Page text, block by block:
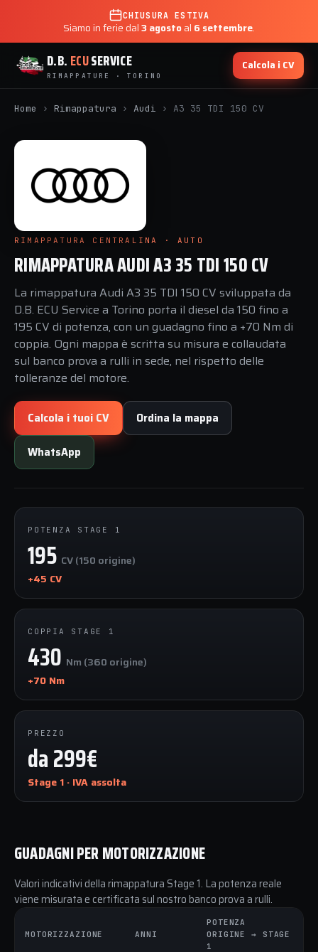
CHIUSURA ESTIVA
Siamo in ferie dal3 agostoal 6 settembre.
D.B. ECUSERVICE
RIMAPPATURE · TORINO
Calcola i CV
Home › Rimappatura › Audi › A3 35 TDI 150 CV
RIMAPPATURA CENTRALINA · AUTO
RIMAPPATURA AUDI A3 35 TDI 150 CV
La rimappatura Audi A3 35 TDI 150 CV sviluppata da
D.B. ECU Service a Torino porta il diesel da 150 fino a
195 CV di potenza, con un guadagno fino a +70 Nm di
coppia. Ogni mappa è scritta su misura e collaudata
sul banco prova a rulli in sede, nel rispetto delle
tolleranze del motore.
Calcola i tuoi CV Ordina la mappa
WhatsApp
POTENZA STAGE 1
195 CV (150 origine)
+45 CV
COPPIA STAGE 1
430 Nm (360 origine)
+70 Nm
PREZZO
da 299€
Stage 1 · IVA assolta
GUADAGNI PER MOTORIZZAZIONE
Valori indicativi della rimappatura Stage 1. La potenza reale
viene misurata e certificata sul nostro banco prova a rulli.
MOTORIZZAZIONE ANNI
POTENZA
ORIGINE → STAGE
1